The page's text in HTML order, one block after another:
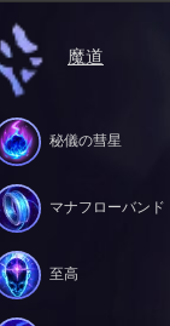
魔道
秘儀の彗星
マナフローバンド
至高